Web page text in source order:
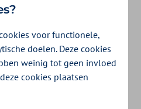
u kan helpen om
of te voorkomen.
voor functionele,
doelen. Deze cookies
weinig tot geen invloed
cookies plaatsen